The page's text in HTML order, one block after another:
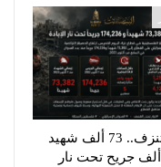
غزة تنزف.. 73 ألف شهيد
و174 ألف جريح تحت نار